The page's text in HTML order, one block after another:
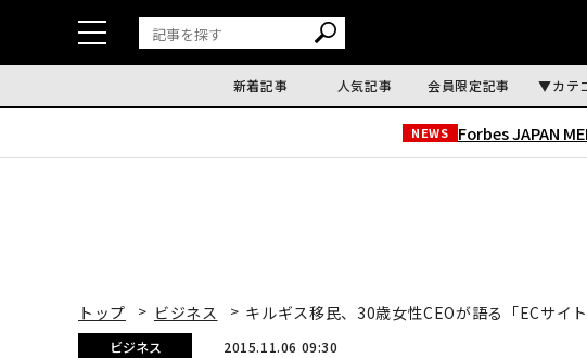
新着記事 人気記事 会員限定記事 カテ
NEWS Forbes JAPAN
トップ ビジネス キルギス移民、30歳女性CEOが語る「ECサイ
ビジネス 2015.11.06 09:30